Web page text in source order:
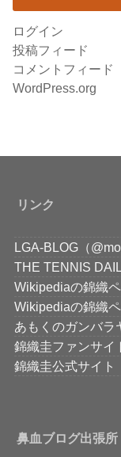
ログイン
投稿フィード
コメントフィード
WordPress.org
リンク
LGA-BLOG（
THE TENNIS
Wikipediaの錦織ペ
Wikipediaの錦織ペ
あもくのガンバラ
錦織圭ファンサイ
錦織圭公式サイト
鼻血ブログ出張所